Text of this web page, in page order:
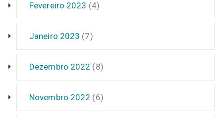
Fevereiro 2023 (4)
Janeiro 2023 (7)
Dezembro 2022 (8)
Novembro 2022 (6)